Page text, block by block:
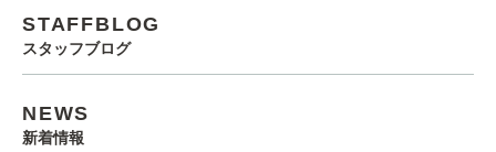
STAFFBLOG
スタッフブログ
NEWS
新着情報